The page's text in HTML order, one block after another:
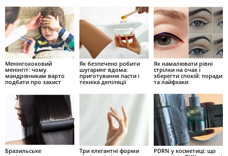
Менінгококовий
менінгіт: чому
мандрівникам варто
подбати про захист
Як безпечено робити
шугаринг вдома:
приготування пасти і
техніка депіляції
Як намалювати рівні
стрілки на очах і
зберегти спокій: поради
та лайфхаки
Бразильське
Три елегантні форми
PDRN у косметиці: що